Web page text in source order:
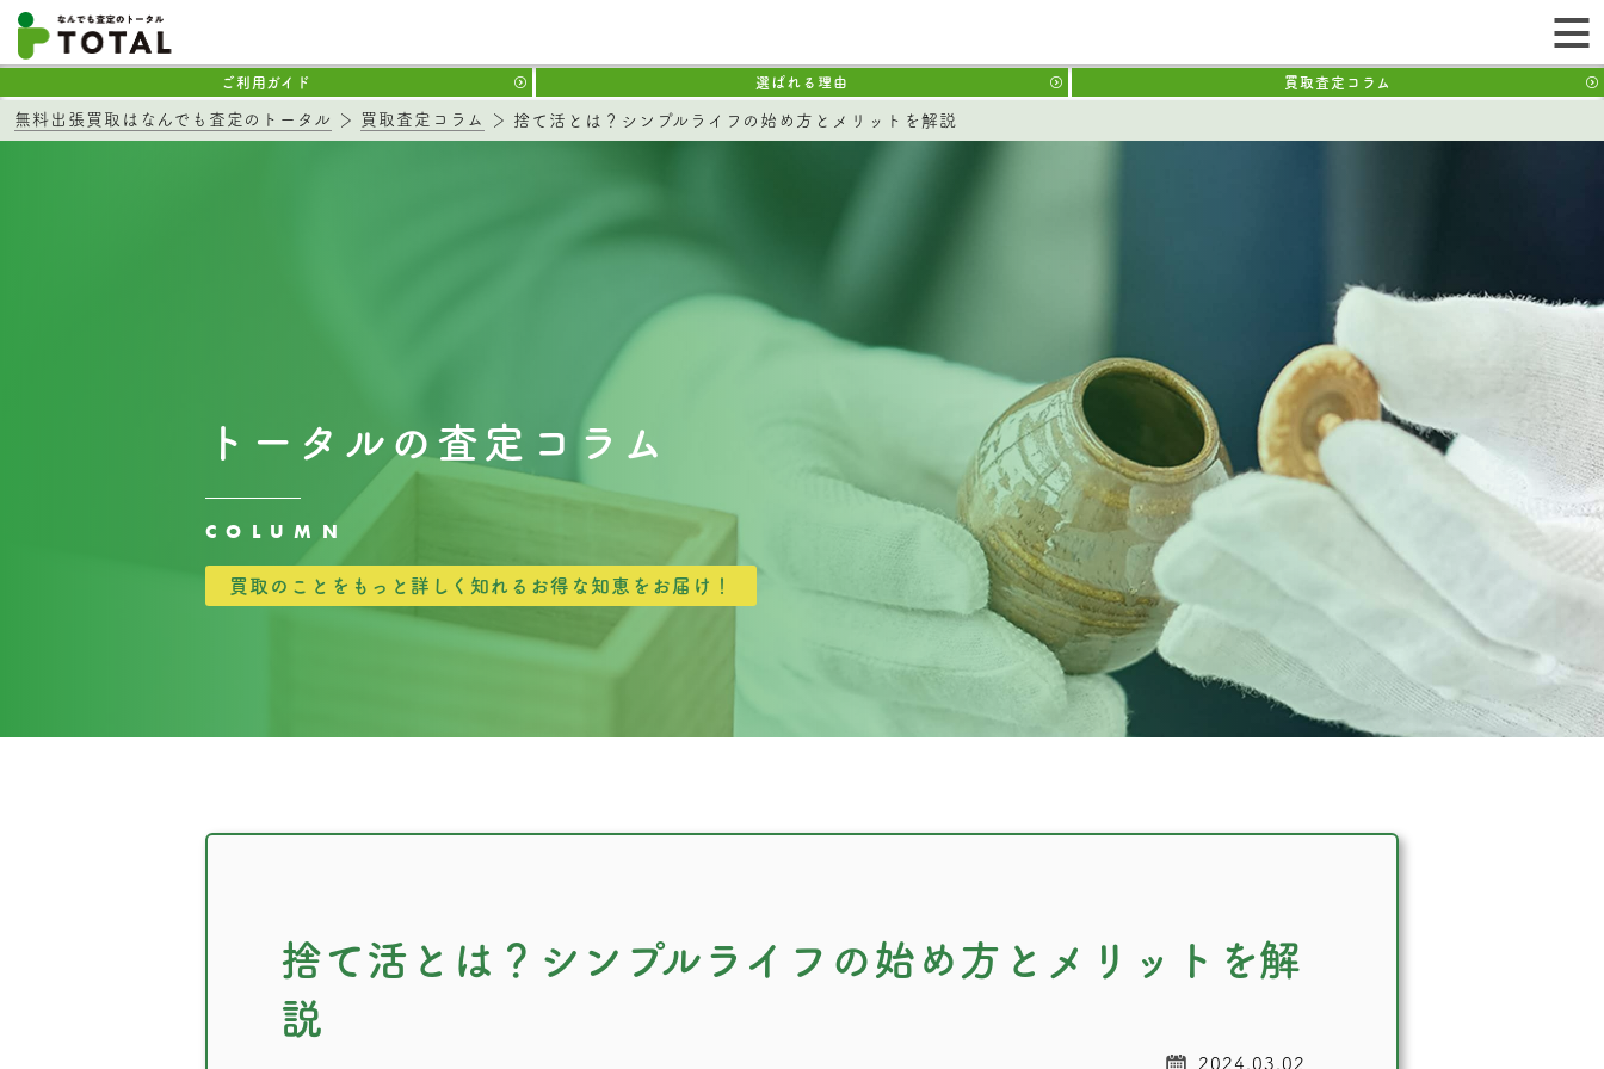
ご利用ガイド 選ばれる理由 買取査定コラム
無料出張買取はなんでも査定のトータル 買取査定コラム 捨て活とは？シンプルライフの始め方とメリットを解説
トータルの査定コラム
COLUMN
買取のことをもっと詳しく知れるお得な知恵をお届け！
捨て活とは？シンプルライフの始め方とメリットを解
説
2024.03.02